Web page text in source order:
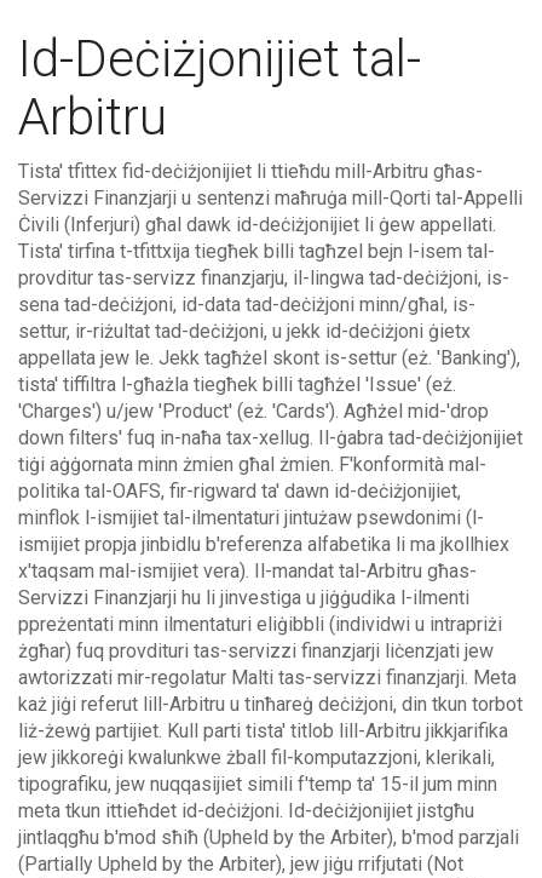
Id-Deċiżjonijiet tal-
Arbitru
Tista' tfittex fid-deċiżjonijiet li ttieħdu mill-Arbitru għas-
Servizzi Finanzjarji u sentenzi maħruġa mill-Qorti tal-Appelli
Ċivili (Inferjuri) għal dawk id-deċiżjonijiet li ġew appellati.
Tista' tirfina t-tfittxija tiegħek billi tagħzel bejn l-isem tal-
provditur tas-servizz finanzjarju, il-lingwa tad-deċiżjoni, is-
sena tad-deċiżjoni, id-data tad-deċiżjoni minn/għal, is-
settur, ir-riżultat tad-deċiżjoni, u jekk id-deċiżjoni ġietx
appellata jew le. Jekk tagħżel skont is-settur (eż. 'Banking'),
tista' tiffiltra l-għażla tiegħek billi tagħżel 'Issue' (eż.
'Charges') u/jew 'Product' (eż. 'Cards'). Agħżel mid-'drop
down filters' fuq in-naħa tax-xellug. Il-ġabra tad-deċiżjonijiet
tiġi aġġornata minn żmien għal żmien. F'konformità mal-
politika tal-OAFS, fir-rigward ta' dawn id-deċiżjonijiet,
minflok l-ismijiet tal-ilmentaturi jintużaw psewdonimi (l-
ismijiet propja jinbidlu b'referenza alfabetika li ma jkollhiex
x'taqsam mal-ismijiet vera). Il-mandat tal-Arbitru għas-
Servizzi Finanzjarji hu li jinvestiga u jiġġudika l-ilmenti
ppreżentati minn ilmentaturi eliġibbli (individwi u intrapriżi
żgħar) fuq provdituri tas-servizzi finanzjarji liċenzjati jew
awtorizzati mir-regolatur Malti tas-servizzi finanzjarji. Meta
każ jiġi referut lill-Arbitru u tinħareġ deċiżjoni, din tkun torbot
liż-żewġ partijiet. Kull parti tista' titlob lill-Arbitru jikkjarifika
jew jikkoreġi kwalunkwe żball fil-komputazzjoni, klerikali,
tipografiku, jew nuqqasijiet simili f'temp ta' 15-il jum minn
meta tkun ittieħdet id-deċiżjoni. Id-deċiżjonijiet jistgħu
jintlaqgħu b'mod sħiħ (Upheld by the Arbiter), b'mod parzjali
(Partially Upheld by the Arbiter), jew jiġu rrifjutati (Not